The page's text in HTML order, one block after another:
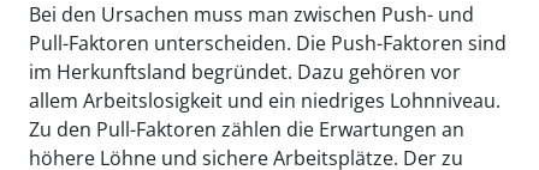
Bei den Ursachen muss man zwischen Push- und
Pull-Faktoren unterscheiden. Die Push-Faktoren sind
im Herkunftsland begründet. Dazu gehören vor
allem Arbeitslosigkeit und ein niedriges Lohnniveau.
Zu den Pull-Faktoren zählen die Erwartungen an
höhere Löhne und sichere Arbeitsplätze. Der zu